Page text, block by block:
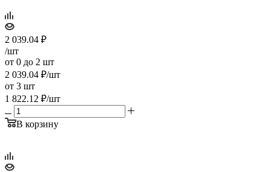
2 039.04 ₽
/шт
от 0 до 2 шт
2 039.04 ₽/шт
от 3 шт
1 822.12 ₽/шт
В корзину